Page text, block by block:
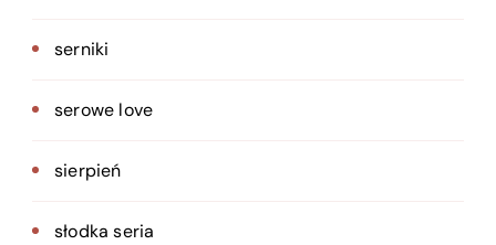
serniki
serowe love
sierpień
słodka seria